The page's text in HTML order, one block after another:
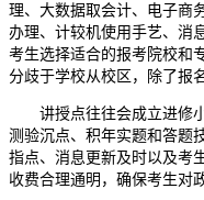
理、大数据取会计、电子商
办理、计较机使用手艺、消
考生选择适合的报考院校和
分歧于学校从校区，除了报
讲授点往往会成立进修小
测验沉点、积年实题和答题
指点、消息更新及时以及考
收费合理通明，确保考生对